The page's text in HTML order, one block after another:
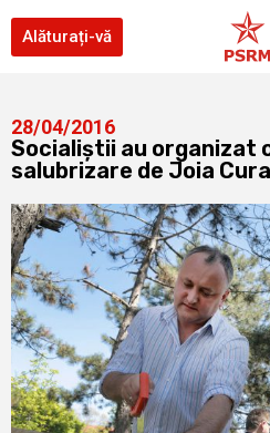
Alăturați-vă
28/04/2016
Socialiştii au organizat
salubrizare de Joia